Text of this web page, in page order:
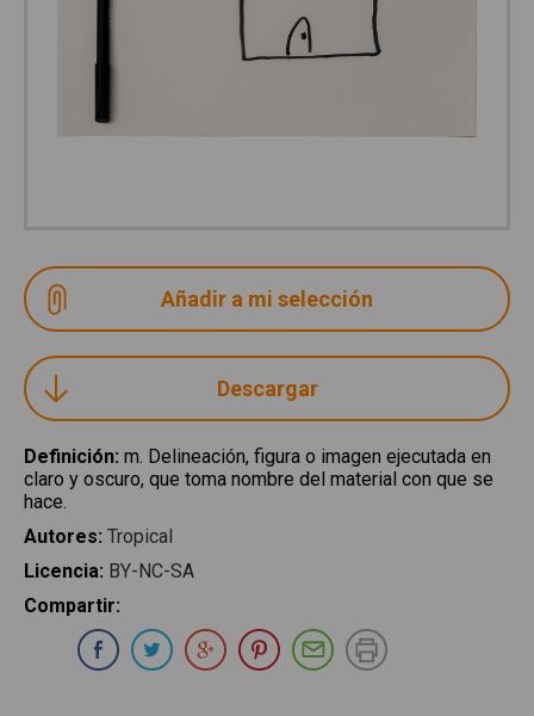
Descargar
Definición: m. Delineación, figura o imagen ejecutada en
claro y oscuro, que toma nombre del material con que se
hace.
Autores: Tropical
Licencia: BY-NC-SA
Compartir:
Compartir en Whatsapp
Compartir en Facebook
Compartir en Twitter
Compartir en Google Plus
Compartir en Pinterest
Compartir por E-